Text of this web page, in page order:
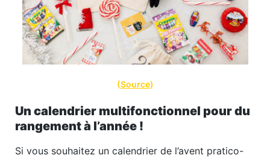
(Source)
Un calendrier multifonctionnel pour du
rangement à l’année !
Si vous souhaitez un calendrier de l’avent pratico-